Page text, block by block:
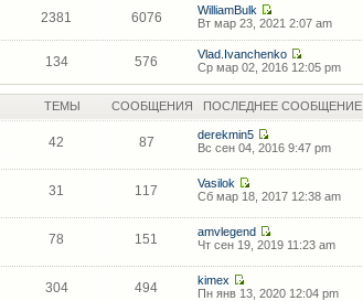
2381 6076
WilliamBulk
Вт мар 23, 2021 2:07 am
134 576
Vlad.Ivanchenko
Ср мар 02, 2016 12:05 pm
ТЕМЫ СООБЩЕНИЯ ПОСЛЕДНЕЕ СООБЩЕНИЕ
42 87
derekmin5
Вс сен 04, 2016 9:47 pm
31 117
Vasilok
Сб мар 18, 2017 12:38 am
78 151
amvlegend
Чт сен 19, 2019 11:23 am
304 494
kimex
Пн янв 13, 2020 12:04 pm